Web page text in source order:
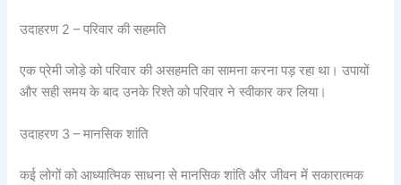
उदाहरण 2 – परिवार की सहमति
एक प्रेमी जोड़े को परिवार की असहमति का सामना करना पड़ रहा था। उपायों
और सही समय के बाद उनके रिश्ते को परिवार ने स्वीकार कर लिया।
उदाहरण 3 – मानसिक शांति
कई लोगों को आध्यात्मिक साधना से मानसिक शांति और जीवन में सकारात्मक